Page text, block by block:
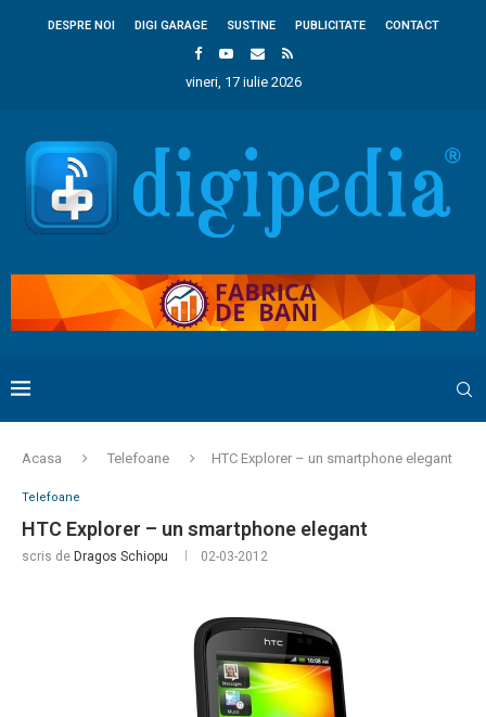
DESPRE NOI DIGI GARAGE SUSTINE PUBLICITATE CONTACT
vineri, 17 iulie 2026
Acasa Telefoane HTC Explorer – un smartphone elegant
Telefoane
HTC Explorer – un smartphone elegant
scris de Dragos Schiopu 02-03-2012